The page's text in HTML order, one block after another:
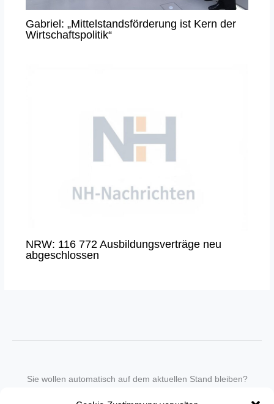
Gabriel: „Mittelstandsförderung ist Kern der
Wirtschaftspolitik“
NRW: 116 772 Ausbildungsverträge neu
abgeschlossen
Sie wollen automatisch auf dem aktuellen Stand bleiben?